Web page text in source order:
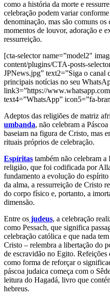
como a história da morte e
celebração podem variar
denominação, mas são comuns
momentos de louvor, adoração e
ressurreição.
[cta-selector name=”model2″
content/plugins/CTA-posts-
JPNews.jpg” text2=”Siga o canal
principais notícias no seu
link3=”https://
text4=”WhatsApp” icon5=”fa-
Adeptos das religiões de matriz
umbanda, não celebram a
baseiam na figura de Cristo, mas
rituais próprios de celebração.
Espíritas também não celebram a
religião, que foi codificada por
fundamento a evolução do
da alma, a ressurreição de Cristo
do corpo físico e, portanto, a
dimensão.
Entre os judeus, a celebração
como Pessach, que significa
celebração católica e que nada
Cristo – relembra a libertação do
de escravidão no Egito. Refeições
como forma de reforçar o
páscoa judaica começa com o
leitura do Hagadá, livro que
hebreus.